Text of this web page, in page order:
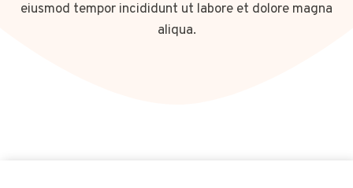
eiusmod tempor incididunt ut labore et dolore magna
aliqua.